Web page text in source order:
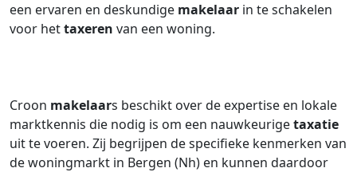
een ervaren en deskundige makelaar in te schakelen
voor hettaxeren van een woning.
Croon makelaars beschikt over de expertise en lokale
marktkennis die nodig is om een nauwkeurigetaxatie
uit te voeren. Zij begrijpen de specifieke kenmerken van
de woningmarkt in Bergen (Nh) en kunnen daardoor